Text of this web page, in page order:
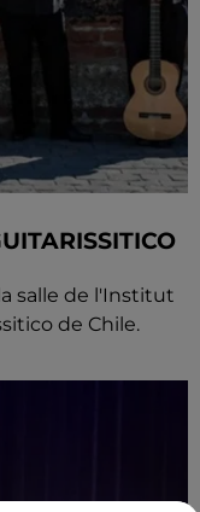
salle de l'Institut
de Chile.